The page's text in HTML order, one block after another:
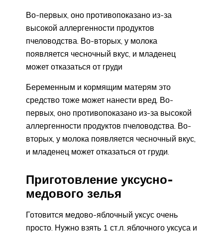
Во-первых, оно противопоказано из-за
высокой аллергенности продуктов
пчеловодства. Во-вторых, у молока
появляется чесночный вкус, и младенец
может отказаться от груди
Беременным и кормящим матерям это
средство тоже может нанести вред. Во-
первых, оно противопоказано из-за высокой
аллергенности продуктов пчеловодства. Во-
вторых, у молока появляется чесночный вкус,
и младенец может отказаться от груди.
Приготовление уксусно-
медового зелья
Готовится медово-яблочный уксус очень
просто. Нужно взять 1 ст.л. яблочного уксуса и